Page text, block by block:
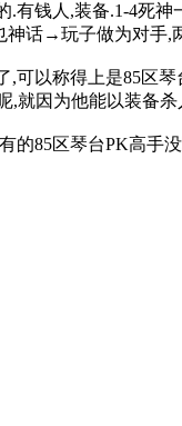
钱人,装备.1-4死神
话→玩子做为对手
以称得上是85区琴
,就因为他能以装备
85区琴台PK高手没